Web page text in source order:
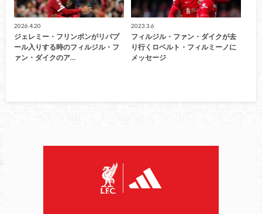
2026.4.20
ジェレミー・フリンポンがリバプ
ール入りする時のフィルジル・フ
ァン・ダイクのア…
2023.3.6
フィルジル・ファン・ダイクが去
り行くロベルト・フィルミーノに
メッセージ